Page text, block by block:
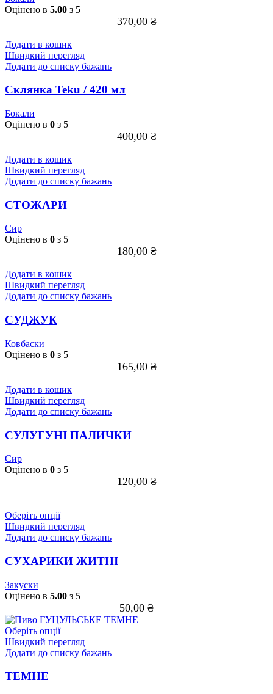
Оцінено в 5.00 з 5
370,00 ₴
Додати в кошик
Швидкий перегляд
Додати до списку бажань
Склянка Teku / 420 мл
Бокали
Оцінено в 0 з 5
400,00 ₴
Додати в кошик
Швидкий перегляд
Додати до списку бажань
СТОЖАРИ
Сир
Оцінено в 0 з 5
180,00 ₴
Додати в кошик
Швидкий перегляд
Додати до списку бажань
СУДЖУК
Ковбаски
Оцінено в 0 з 5
165,00 ₴
Додати в кошик
Швидкий перегляд
Додати до списку бажань
СУЛУГУНІ ПАЛИЧКИ
Сир
Оцінено в 0 з 5
120,00 ₴
Оберіть опціїЦей
товар
має
варіантів.
Параметри
вибрати
на
товару
Швидкий перегляд
Додати до списку бажань
СУХАРИКИ ЖИТНІ
Закуски
Оцінено в 5.00 з 5
50,00 ₴
Оберіть опціїЦей
товар
має
Швидкий перегляд
Додати до списку бажань
ТЕМНЕ